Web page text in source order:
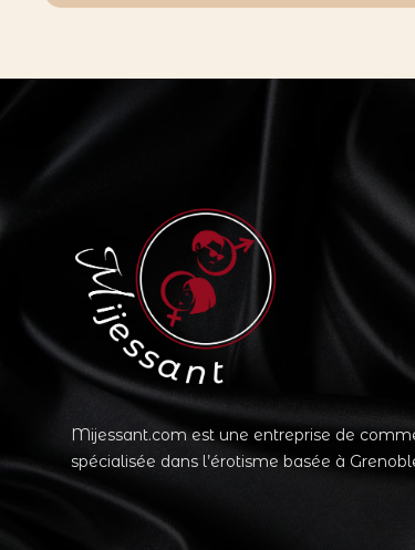
Mijessant.com est une entreprise de
spécialisée dans l’érotisme basée à